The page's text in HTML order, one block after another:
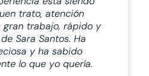
trato, atención
gran trabajo, rápido y
Sara Santos. Ha
y ha sabido
lo que yo quería.